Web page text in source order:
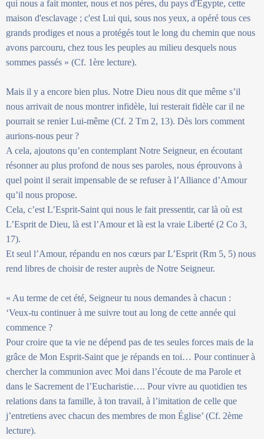
qui nous a fait monter, nous et nos pères, du pays d'Égypte, cette
maison d'esclavage ; c'est Lui qui, sous nos yeux, a opéré tous ces
grands prodiges et nous a protégés tout le long du chemin que nous
avons parcouru, chez tous les peuples au milieu desquels nous
sommes passés » (Cf. 1ère lecture).
Mais il y a encore bien plus. Notre Dieu nous dit que même s’il
nous arrivait de nous montrer infidèle, lui resterait fidèle car il ne
pourrait se renier Lui-même (Cf. 2 Tm 2, 13). Dès lors comment
aurions-nous peur ?
A cela, ajoutons qu’en contemplant Notre Seigneur, en écoutant
résonner au plus profond de nous ses paroles, nous éprouvons à
quel point il serait impensable de se refuser à l’Alliance d’Amour
qu’il nous propose.
Cela, c’est L’Esprit-Saint qui nous le fait pressentir, car là où est
L’Esprit de Dieu, là est l’Amour et là est la vraie Liberté (2 Co 3,
17).
Et seul l’Amour, répandu en nos cœurs par L’Esprit (Rm 5, 5) nous
rend libres de choisir de rester auprès de Notre Seigneur.
« Au terme de cet été, Seigneur tu nous demandes à chacun :
‘Veux-tu continuer à me suivre tout au long de cette année qui
commence ?
Pour croire que ta vie ne dépend pas de tes seules forces mais de la
grâce de Mon Esprit-Saint que je répands en toi… Pour continuer à
chercher la communion avec Moi dans l’écoute de ma Parole et
dans le Sacrement de l’Eucharistie…. Pour vivre au quotidien tes
relations dans ta famille, à ton travail, à l’imitation de celle que
j’entretiens avec chacun des membres de mon Église’ (Cf. 2ème
lecture).